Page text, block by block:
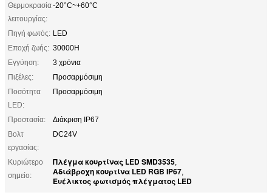
Θερμοκρασία
λειτουργίας:
-20°C~+60°C
Πηγή φωτός: LED
Εποχή ζωής: 30000H
Εγγύηση:
3 χρόνια
Πιξέλες:
Προσαρμόσιμη
Ποσότητα
LED:
Προσαρμόσιμη
Προστασία:
Διάκριση IP67
Βολτ
εργασίας:
DC24V
Κυριώτερο
σημείο:
Πλέγμα κουρτίνας LED SMD3535,
Αδιάβροχη κουρτίνα LED RGB IP67,
Ευέλικτος φωτισμός πλέγματος LED